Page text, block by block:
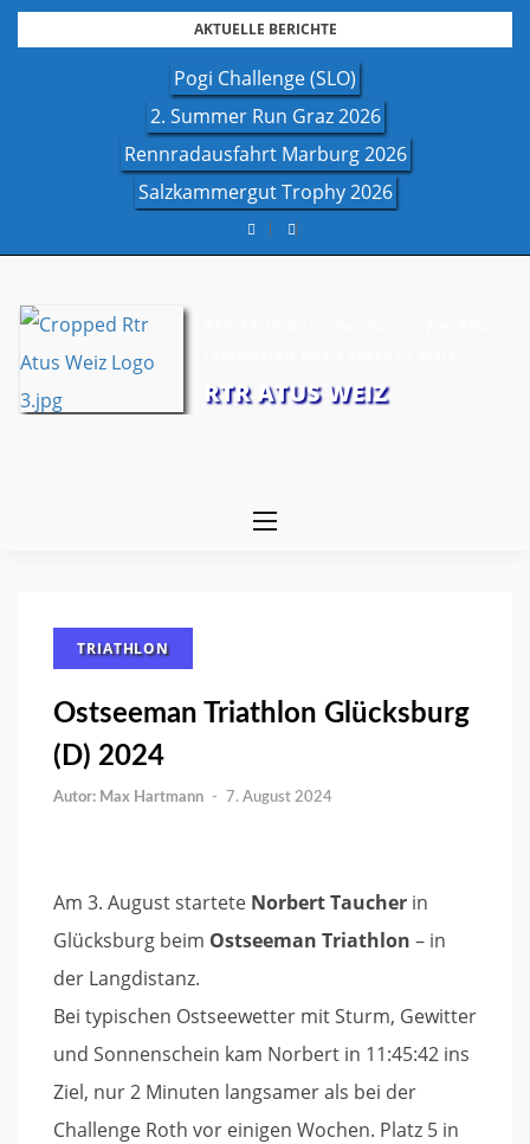
Skip
AKTUELLE BERICHTE
Pogi Challenge (SLO)
2. Summer Run Graz 2026
Rennradausfahrt Marburg 2026
Salzkammergut Trophy 2026
RTR ATUS WEIZ
TRIATHLON
Ostseeman Triathlon Glücksburg
(D) 2024
Max Hartmann - 7. August 2024
Am 3. August startete Norbert Taucher in
Glücksburg beim Ostseeman Triathlon – in
der Langdistanz.
Bei typischen Ostseewetter mit Sturm, Gewitter
und Sonnenschein kam Norbert in 11:45:42 ins
Ziel, nur 2 Minuten langsamer als bei der
Challenge Roth vor einigen Wochen. Platz 5 in